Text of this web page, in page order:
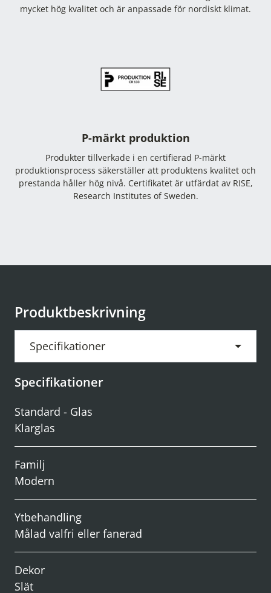
mycket hög kvalitet och är anpassade för nordiskt klimat.
P-märkt produktion
Produkter tillverkade i en certifierad P-märkt
produktionsprocess säkerställer att produktens kvalitet och
prestanda håller hög nivå. Certifikatet är utfärdat av RISE,
Research Institutes of Sweden.
Produktbeskrivning
Specifikationer
Specifikationer
Standard - Glas
Klarglas
Familj
Modern
Ytbehandling
Målad valfri eller fanerad
Dekor
Slät